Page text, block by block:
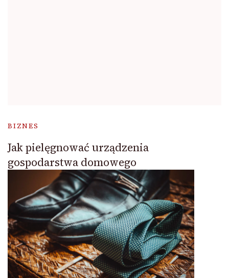
BIZNES
Jak pielęgnować urządzenia
gospodarstwa domowego